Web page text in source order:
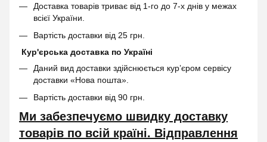
Доставка товарів триває від 1-го до 7-х днів у межах
всієї України.
Вартість доставки від 25 грн.
Кур'єрська доставка по Україні
Даний вид доставки здійснюється кур’єром сервісу
доставки «Нова пошта».
Вартість доставки від 90 грн.
Ми забезпечуємо швидку доставку
товарів по всій країні. Відправлення